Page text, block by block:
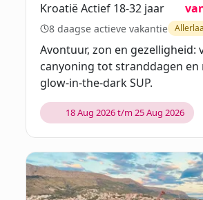
Kroatië Actief 18-32 jaar
8 daagse actieve vakantie
Avontuur, zon en gezelligheid:
canyoning tot stranddagen en
glow-in-the-dark SUP.
18 Aug 2026 t/m 25 Aug 2026